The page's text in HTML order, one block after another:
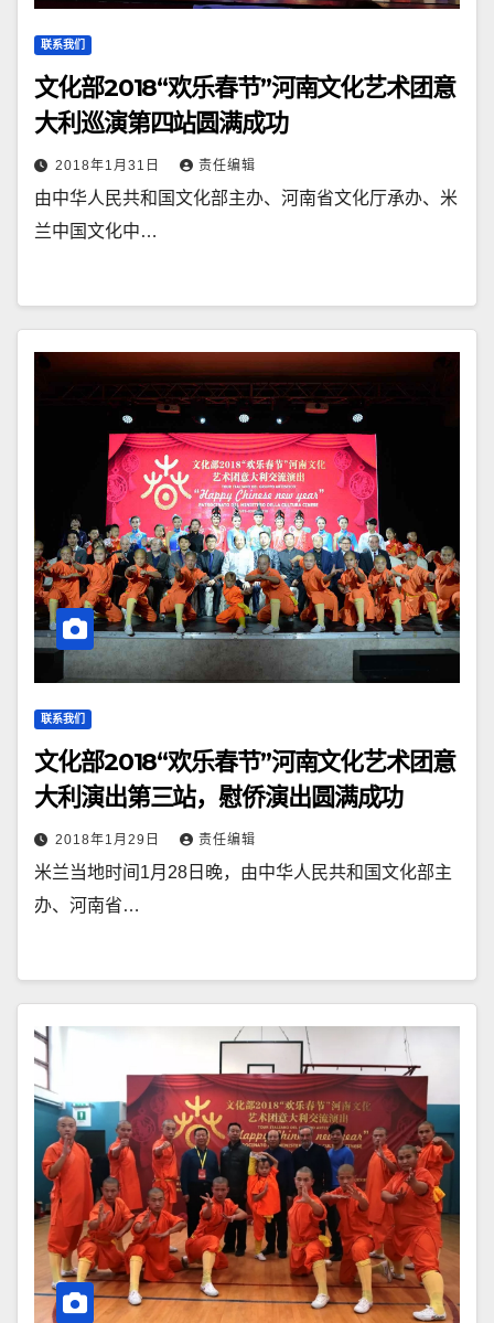
联系我们
文化部2018“欢乐春节”河南文化艺术团意
大利巡演第四站圆满成功
2018年1月31日 责任编辑
由中华人民共和国文化部主办、河南省文化厅承办、米
兰中国文化中…
联系我们
文化部2018“欢乐春节”河南文化艺术团意
大利演出第三站，慰侨演出圆满成功
2018年1月29日 责任编辑
米兰当地时间1月28日晚，由中华人民共和国文化部主
办、河南省…